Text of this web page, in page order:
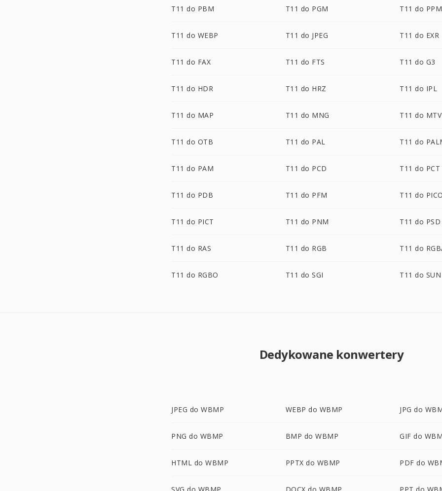
T11 do PBM T11 do PGM T11 do PPM
T11 do WEBP T11 do JPEG T11 do EXR
T11 do FAX T11 do FTS T11 do G3
T11 do HDR T11 do HRZ T11 do IPL
T11 do MAP T11 do MNG T11 do MTV
T11 do OTB T11 do PAL T11 do
T11 do PAM T11 do PCD T11 do PCT
T11 do PDB T11 do PFM T11 do
T11 do PICT T11 do PNM T11 do PSD
T11 do RAS T11 do RGB T11 do
T11 do RGBO T11 do SGI T11 do SUN
Dedykowane konwertery
JPEG do WBMP WEBP do WBMP JPG do
PNG do WBMP BMP do WBMP GIF do
HTML do WBMP PPTX do WBMP PDF do